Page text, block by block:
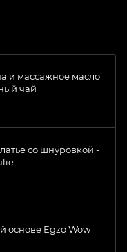
и массажное масло
чай
со шнуровкой -
основе Egzo Wow